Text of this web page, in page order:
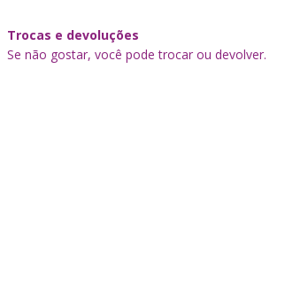
Trocas e devoluções
Se não gostar, você pode trocar ou devolver.